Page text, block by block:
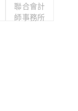
聯合會計
師事務所